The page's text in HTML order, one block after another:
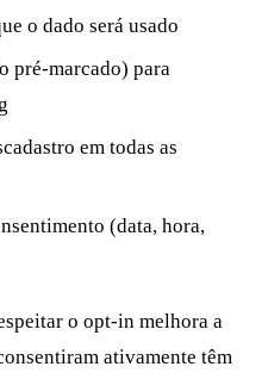
o dado será usado
pré-marcado) para
em todas as
(data, hora,
o opt-in melhora a
ativamente têm